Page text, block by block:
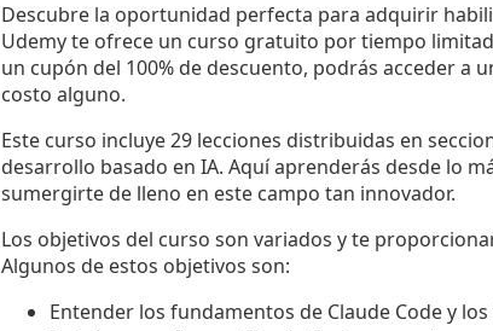
Descubre la oportunidad perfecta para adquirir
Udemy te ofrece un curso gratuito por tiempo
un cupón del 100% de descuento, podrás acceder a
costo alguno.
Este curso incluye 29 lecciones distribuidas en
desarrollo basado en IA. Aquí aprenderás desde lo
sumergirte de lleno en este campo tan innovador.
Los objetivos del curso son variados y te
Algunos de estos objetivos son:
Entender los fundamentos de Claude Code y